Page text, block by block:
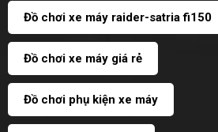
Đồ chơi xe máy raider-satria fi150
Đồ chơi xe máy giá rẻ
Đồ chơi phụ kiện xe máy